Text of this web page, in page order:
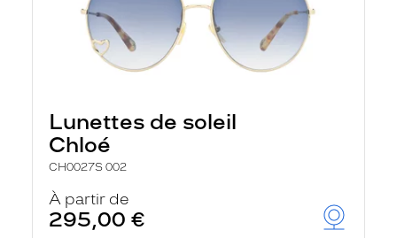
Lunettes de soleil
Chloé
CH0027S 002
À partir de
295,00 €